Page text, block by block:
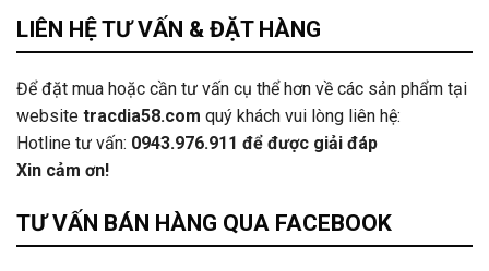
LIÊN HỆ TƯ VẤN & ĐẶT HÀNG
Để đặt mua hoặc cần tư vấn cụ thể hơn về các sản phẩm tại
website tracdia58.com quý khách vui lòng liên hệ:
Hotline tư vấn: 0943.976.911 để được giải đáp
Xin cảm ơn!
TƯ VẤN BÁN HÀNG QUA FACEBOOK